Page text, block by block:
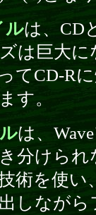
ルは、CD
は巨大
てCD-R
す。
は、
分けら
術を使い
しなが